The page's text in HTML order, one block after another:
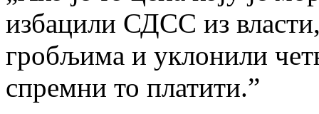
избацили СДСС из
гробљима и уклонили
спремни то платити.”